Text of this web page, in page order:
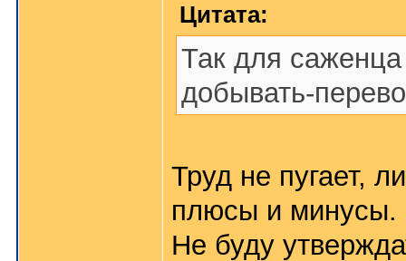
Цитата:
Так для
добывать-
Труд не пугает,
плюсы и минусы.
Не буду